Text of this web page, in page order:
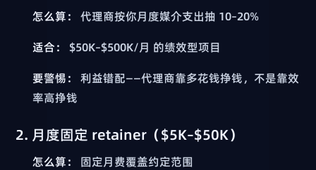
怎么算：
代理商按你月度媒介支出抽 10–20%
适合：
$50K–$500K/月 的绩效型项目
要警惕：
利益错配——代理商靠多花钱挣钱，不是靠效
率高挣钱
2. 月度固定 retainer（$5K–$50K）
怎么算：
固定月费覆盖约定范围